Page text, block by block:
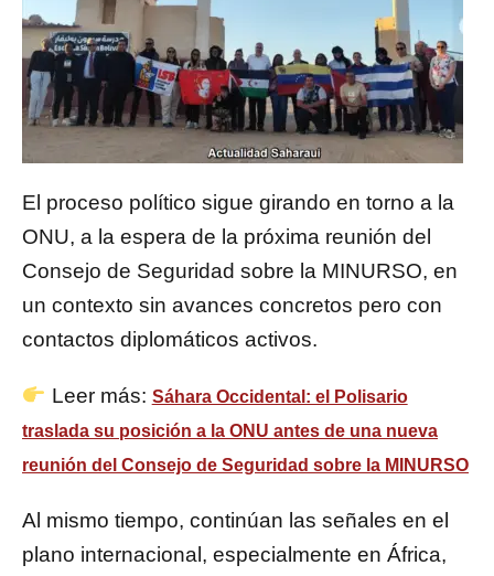
El proceso político sigue girando en torno a la
ONU, a la espera de la próxima reunión del
Consejo de Seguridad sobre la MINURSO, en
un contexto sin avances concretos pero con
contactos diplomáticos activos.
Leer más: Sáhara Occidental: el Polisario
traslada su posición a la ONU antes de una nueva
reunión del Consejo de Seguridad sobre la MINURSO
Al mismo tiempo, continúan las señales en el
plano internacional, especialmente en África,